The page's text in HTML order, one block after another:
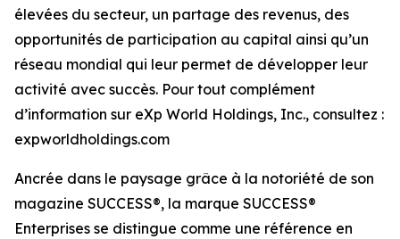
élevées du secteur, un partage des revenus, des
opportunités de participation au capital ainsi qu’un
réseau mondial qui leur permet de développer leur
activité avec succès. Pour tout complément
d’information sur eXp World Holdings, Inc., consultez :
expworldholdings.com
Ancrée dans le paysage grâce à la notoriété de son
magazine SUCCESS®, la marque SUCCESS®
Enterprises se distingue comme une référence en